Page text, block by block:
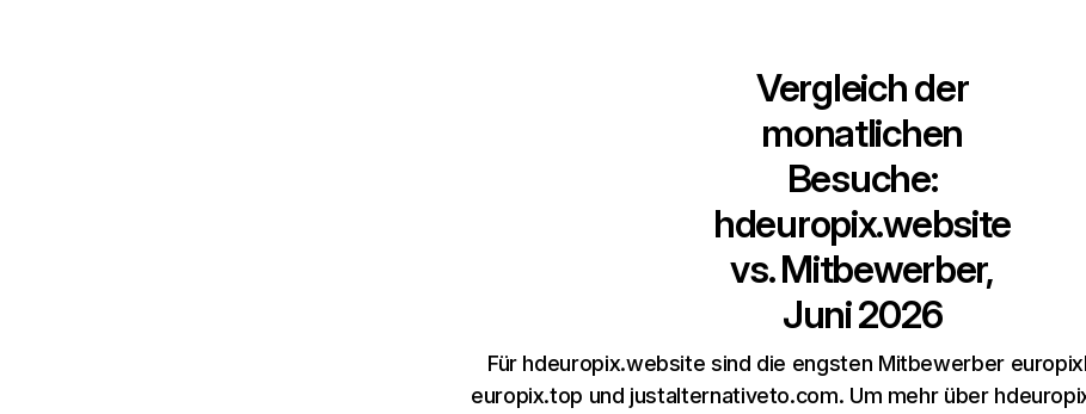
Vergleich der
monatlichen
Besuche:
hdeuropix.website
vs. Mitbewerber,
Juni 2026
Für hdeuropix.website sind die engsten Mitbewerber
europix.top und justalternativeto.com. Um mehr über